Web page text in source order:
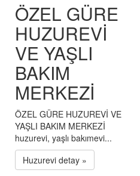
ÖZEL GÜRE
HUZUREVİ
VE YAŞLI
BAKIM
MERKEZİ
ÖZEL GÜRE HUZUREVİ VE
YAŞLI BAKIM MERKEZİ
huzurevi, yaşlı bakımevi...
Huzurevi detay »